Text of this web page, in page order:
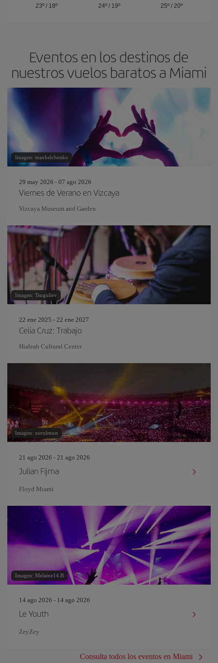
23º/ 18º
24º/ 19º
25º /20º
Eventos en los destinos de
nuestros vuelos baratos a Miami
Imagen: maxbelchenko
29 may 2026 - 07 ago 2026
Viernes de Verano en Vizcaya
Vizcaya Museum and Garden
Imagen: Tsuguliev
22 ene 2025 - 22 ene 2027
Celia Cruz: Trabajo
Hialeah Cultural Center
Imagen: nurulmust
21 ago 2026 - 21 ago 2026
Julian Fijma
Floyd Miami
Imagen: Melaine14.B
14 ago 2026 - 14 ago 2026
Le Youth
ZeyZey
Consulta todos los eventos en Miami